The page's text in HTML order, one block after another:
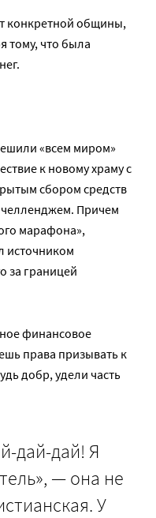
конкретной общины,
тому, что была
«всем миром»
к новому храму с
сбором средств
Причем
марафона»,
источником
за границей
финансовое
права призывать к
добр, удели часть
дай-дай! Я
— она не
У